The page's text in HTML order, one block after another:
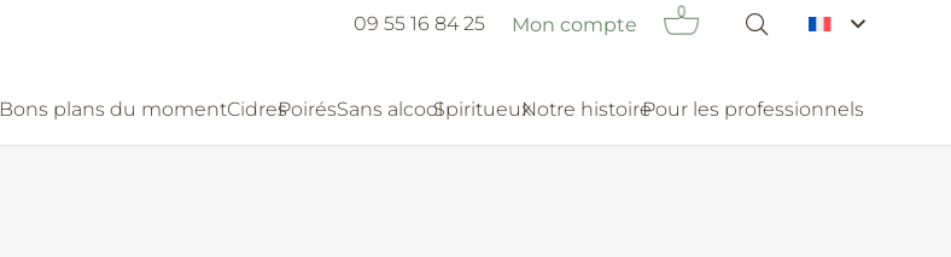
09 55 16 84 25 Mon compte
Bons plans du momentCidresPoirésSans alcoolSpiritueuxNotre histoirePour les professionnels